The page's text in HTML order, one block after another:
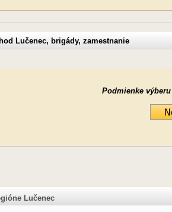
Lučenec, brigády, zamestnanie
Podmienke výberu
Lučenec